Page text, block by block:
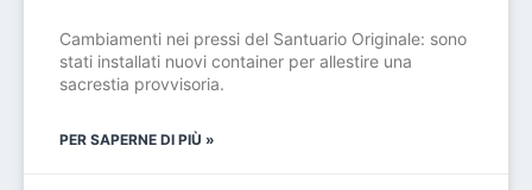
Cambiamenti nei pressi del Santuario Originale: sono
stati installati nuovi container per allestire una
sacrestia provvisoria.
PER SAPERNE DI PIÙ »